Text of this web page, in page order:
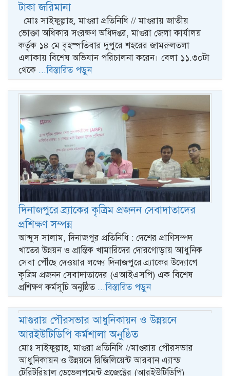
টাকা জরিমানা
মোঃ সাইফুল্লাহ, মাগুরা প্রতিনিধি // মাগুরায় জাতীয়
ভোক্তা অধিকার সংরক্ষণ অধিদপ্তর, মাগুরা জেলা কার্যালয়
কর্তৃক ১৪ মে বৃহস্পতিবার দুপুরে শহরের জামরুলতলা
এলাকায় বিশেষ অভিযান পরিচালনা করেন। বেলা ১১.৩০টা
থেকে ...বিস্তারিত পড়ুন
দিনাজপুরে ব্র্যাকের কৃত্রিম প্রজনন সেবাদাতাদের
প্রশিক্ষণ সম্পন্ন
আব্দুস সালাম, দিনাজপুর প্রতিনিধি : দেশের প্রাণিসম্পদ
খাতের উন্নয়ন ও প্রান্তিক খামারিদের দোরগোড়ায় আধুনিক
সেবা পৌঁছে দেওয়ার লক্ষ্যে দিনাজপুরে ব্র্যাকের উদ্যোগে
কৃত্রিম প্রজনন সেবাদাতাদের (এআইএসপি) এক বিশেষ
প্রশিক্ষণ কর্মসূচি অনুষ্ঠিত ...বিস্তারিত পড়ুন
‎মাগুরায় পৌরসভার আধুনিকায়ন ও উন্নয়নে
আরইউটিডিপি কর্মশালা অনুষ্ঠিত
মোঃ সাইফুল্লাহ, মাগুরা প্রতিনিধি //মাগুরায় পৌরসভার
আধুনিকায়ন ও উন্নয়নে রিজিলিয়েন্ট আরবান এ্যান্ড
টেরিটরিয়াল ডেভেলপমেন্ট প্রজেক্টের (আরইউটিডিপি)